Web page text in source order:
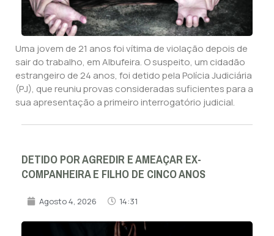
Uma jovem de 21 anos foi vítima de violação depois de
sair do trabalho, em Albufeira. O suspeito, um cidadão
estrangeiro de 24 anos, foi detido pela Polícia Judiciária
(PJ), que reuniu provas consideradas suficientes para a
sua apresentação a primeiro interrogatório judicial.
DETIDO POR AGREDIR E AMEAÇAR EX-
COMPANHEIRA E FILHO DE CINCO ANOS
Agosto 4, 2026 14:31